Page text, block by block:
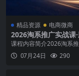
精品资源 电商微商
2026淘系推广实战课
层机制｜选品定位模
起量爆款复制多店铺
落地教程
课程内容简介2026淘系
战课围绕淘宝新品全链路
开，拆解2026平台新品
07月24日 290